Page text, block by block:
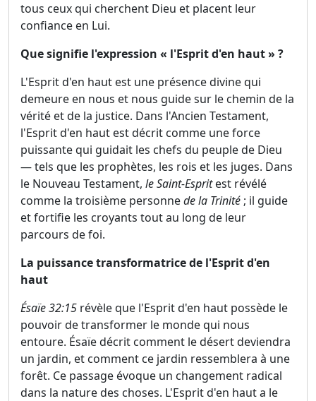
tous ceux qui cherchent Dieu et placent leur
confiance en Lui.
Que signifie l'expression « l'Esprit d'en haut » ?
L'Esprit d'en haut est une présence divine qui
demeure en nous et nous guide sur le chemin de la
vérité et de la justice. Dans l'Ancien Testament,
l'Esprit d'en haut est décrit comme une force
puissante qui guidait les chefs du peuple de Dieu
— tels que les prophètes, les rois et les juges. Dans
le Nouveau Testament, le Saint-Espritest révélé
comme la troisième personnede la Trinité ; il guide
et fortifie les croyants tout au long de leur
parcours de foi.
La puissance transformatrice de l'Esprit d'en
haut
Ésaïe 32:15 révèle que l'Esprit d'en haut possède le
pouvoir de transformer le monde qui nous
entoure. Ésaïe décrit comment le désert deviendra
un jardin, et comment ce jardin ressemblera à une
forêt. Ce passage évoque un changement radical
dans la nature des choses. L'Esprit d'en haut a le